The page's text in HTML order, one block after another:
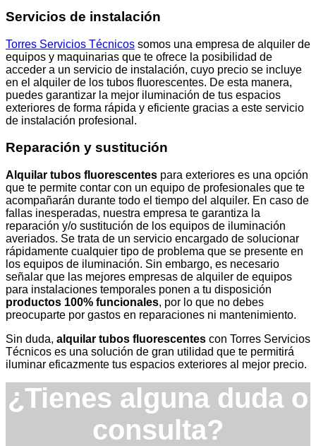
Servicios de instalación
Torres Servicios Técnicos somos una empresa de alquiler de
equipos y maquinarias que te ofrece la posibilidad de
acceder a un servicio de instalación, cuyo precio se incluye
en el alquiler de los tubos fluorescentes. De esta manera,
puedes garantizar la mejor iluminación de tus espacios
exteriores de forma rápida y eficiente gracias a este servicio
de instalación profesional.
Reparación y sustitución
Alquilar tubos fluorescentes para exteriores es una opción
que te permite contar con un equipo de profesionales que te
acompañarán durante todo el tiempo del alquiler. En caso de
fallas inesperadas, nuestra empresa te garantiza la
reparación y/o sustitución de los equipos de iluminación
averiados. Se trata de un servicio encargado de solucionar
rápidamente cualquier tipo de problema que se presente en
los equipos de iluminación. Sin embargo, es necesario
señalar que las mejores empresas de alquiler de equipos
para instalaciones temporales ponen a tu disposición
productos 100% funcionales, por lo que no debes
preocuparte por gastos en reparaciones ni mantenimiento.
Sin duda, alquilar tubos fluorescentes con Torres Servicios
Técnicos es una solución de gran utilidad que te permitirá
iluminar eficazmente tus espacios exteriores al mejor precio.
¿Tienes alguna duda o
consulta?